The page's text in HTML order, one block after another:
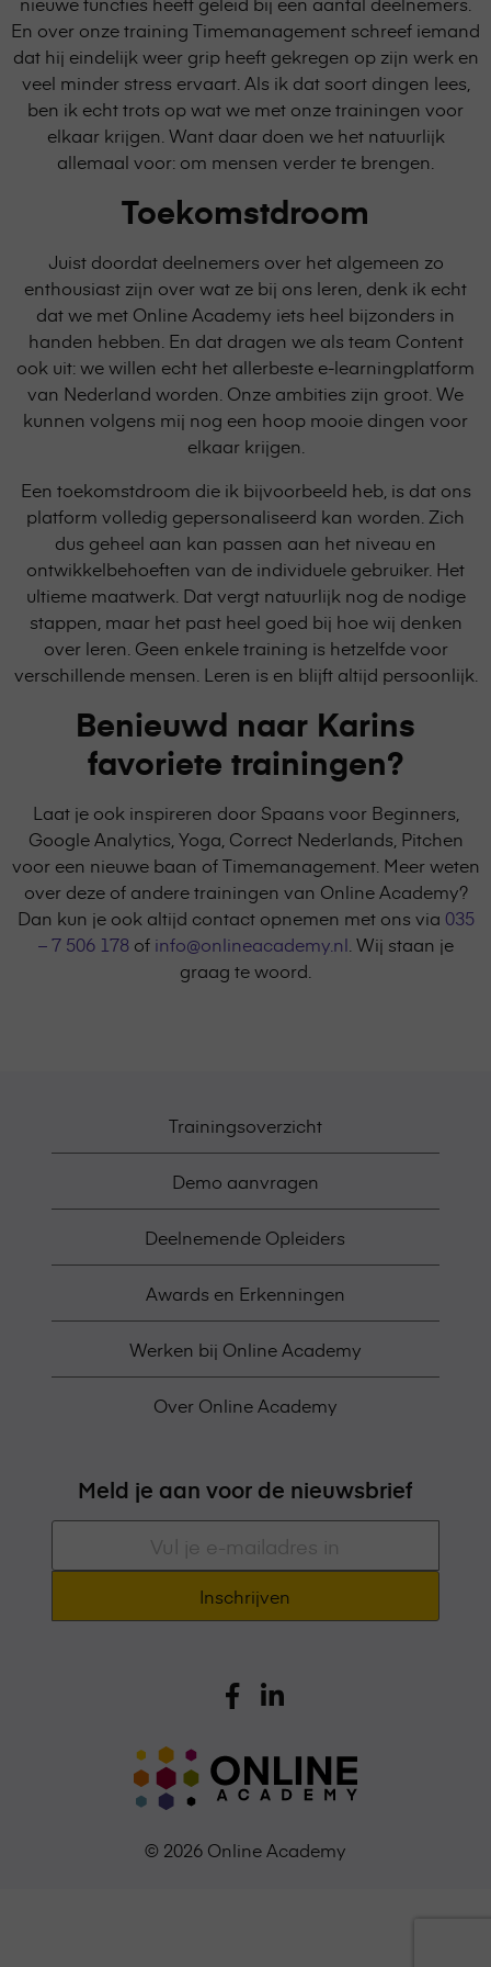
En over onze training Timemanagement schreef iemand
dat hij eindelijk weer grip heeft gekregen op zijn werk en
veel minder stress ervaart. Als ik dat soort dingen lees,
ben ik echt trots op wat we met onze trainingen voor
elkaar krijgen. Want daar doen we het natuurlijk
allemaal voor: om mensen verder te brengen.
Toekomstdroom
Juist doordat deelnemers over het algemeen zo
enthousiast zijn over wat ze bij ons leren, denk ik echt
dat we met Online Academy iets heel bijzonders in
handen hebben. En dat dragen we als team Content
ook uit: we willen echt het allerbeste e-learningplatform
van Nederland worden. Onze ambities zijn groot. We
kunnen volgens mij nog een hoop mooie dingen voor
elkaar krijgen.
Een toekomstdroom die ik bijvoorbeeld heb, is dat ons
platform volledig gepersonaliseerd kan worden. Zich
dus geheel aan kan passen aan het niveau en
ontwikkelbehoeften van de individuele gebruiker. Het
ultieme maatwerk. Dat vergt natuurlijk nog de nodige
stappen, maar het past heel goed bij hoe wij denken
over leren. Geen enkele training is hetzelfde voor
verschillende mensen. Leren is en blijft altijd persoonlijk.
Benieuwd naar Karins
favoriete trainingen?
Laat je ook inspireren door Spaans voor Beginners,
Google Analytics, Yoga, Correct Nederlands, Pitchen
voor een nieuwe baan of Timemanagement. Meer weten
over deze of andere trainingen van Online Academy?
Dan kun je ook altijd contact opnemen met ons via 035
– 7 506 178of info@onlineacademy.nl . Wij staan je
graag te woord.
Trainingsoverzicht
Demo aanvragen
Deelnemende Opleiders
Awards en Erkenningen
Werken bij Online Academy
Over Online Academy
Meld je aan voor de nieuwsbrief
*
© 2026 Online Academy